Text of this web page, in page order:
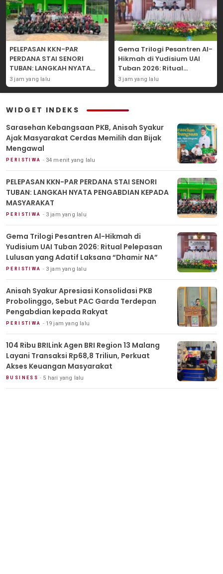
PELEPASAN KKN-PAR
PERDANA STAI SENORI
TUBAN: LANGKAH NYATA
PENGABDIAN KEPADA
MASYARAKAT
3 jam yang lalu
Gema Trilogi Pesantren Al-
Hikmah di Yudisium UAI
Tuban 2026: Ritual
Pelepasan Lulusan yang
Adatif Laksana “Dhamir
3 jam yang lalu
WIDGET INDEKS
Sarasehan Kebangsaan PKB, Anisah Syakur
Ajak Masyarakat Cerdas Memilih dan Bijak
Mengawal
PERISTIWA 34 menit yang lalu
PELEPASAN KKN-PAR PERDANA STAI SENORI
TUBAN: LANGKAH NYATA PENGABDIAN KEPADA
MASYARAKAT
PERISTIWA 3 jam yang lalu
Gema Trilogi Pesantren Al-Hikmah di
Yudisium UAI Tuban 2026: Ritual Pelepasan
Lulusan yang Adatif Laksana “Dhamir NA”
PERISTIWA 3 jam yang lalu
Anisah Syakur Apresiasi Konsolidasi PKB
Probolinggo, Sebut PAC Garda Terdepan
Pengabdian kepada Rakyat
PERISTIWA 19 jam yang lalu
104 Ribu BRILink Agen BRI Region 13 Malang
Layani Transaksi Rp68,8 Triliun, Perkuat
Akses Keuangan Masyarakat
BUSINESS 5 hari yang lalu